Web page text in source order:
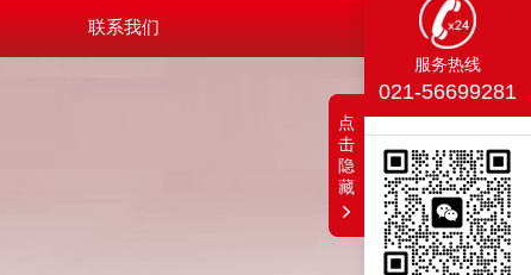
联系我们
服务热线
021-56699281
点
击
隐
藏